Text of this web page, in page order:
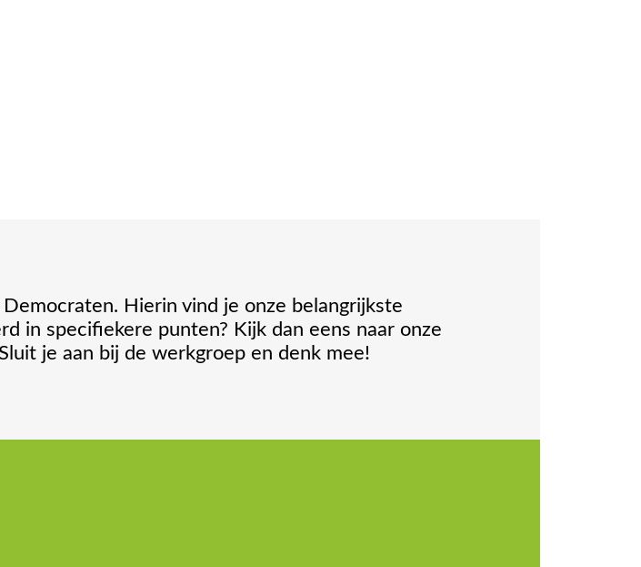
Hierin vind je onze belangrijkste
in specifiekere punten? Kijk dan eens naar onze
je aan bij de werkgroep en denk mee!